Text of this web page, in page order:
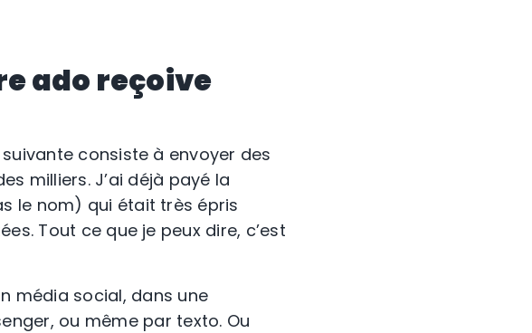
ado reçoive
consiste à envoyer des
milliers. J’ai déjà payé la
le nom) qui était très épris
Tout ce que je peux dire, c’est
média social, dans une
ou même par texto. Ou